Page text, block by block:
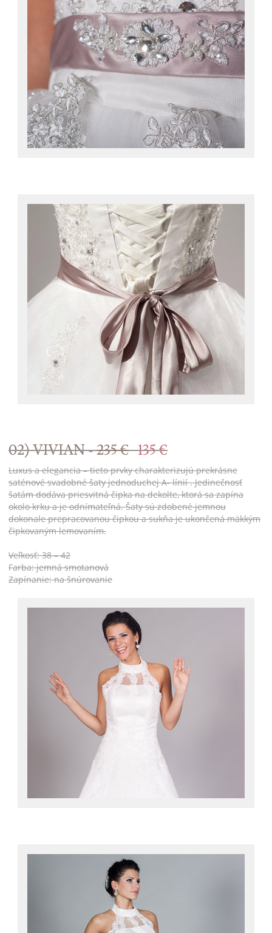
02) VIVIAN -235 € 135 €
Luxus a elegancia – tieto prvky charakterizujú prekrásne
saténové svadobné šaty jednoduchej A- línií . Jedinečnosť
šatám dodáva priesvitná čipka na dekolte, ktorá sa zapína
okolo krku a je odnímateľná. Šaty sú zdobené jemnou
dokonale prepracovanou čipkou a sukňa je ukončená mäkkým
čipkovaným lemovaním.
Veľkosť: 38 – 42
Farba: jemná smotanová
Zapínanie: na šnúrovanie